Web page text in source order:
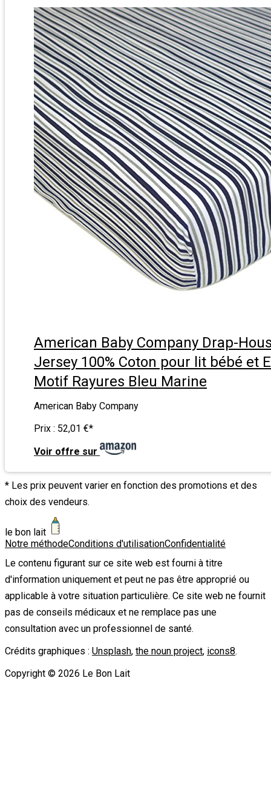
American Baby Company Drap-
Jersey 100% Coton pour lit bébé et
Motif Rayures Bleu Marine
American Baby Company
Prix : 52,01 €*
Voir offre sur
* Les prix peuvent varier en fonction des promotions et des
choix des vendeurs.
le bon lait
Notre méthodeConditions d'utilisationConfidentialité
Le contenu figurant sur ce site web est fourni à titre
d'information uniquement et peut ne pas être approprié ou
applicable à votre situation particulière. Ce site web ne fournit
pas de conseils médicaux et ne remplace pas une
consultation avec un professionnel de santé.
Crédits graphiques : Unsplash, the noun project, icons8.
Copyright © 2026 Le Bon Lait